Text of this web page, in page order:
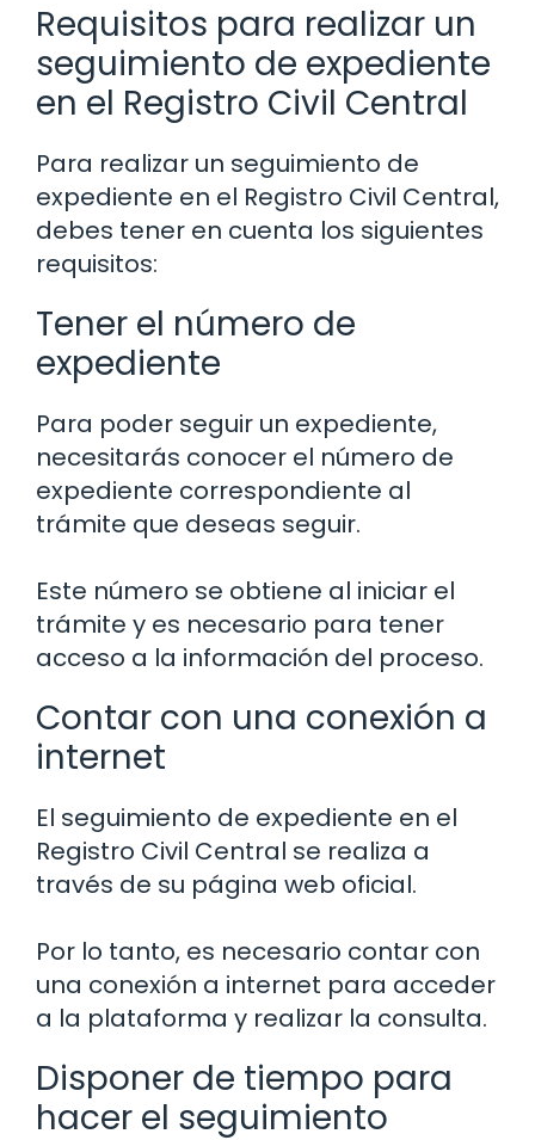
Requisitos para realizar un
seguimiento de expediente
en el Registro Civil Central
Para realizar un seguimiento de
expediente en el Registro Civil Central,
debes tener en cuenta los siguientes
requisitos:
Tener el número de
expediente
Para poder seguir un expediente,
necesitarás conocer el número de
expediente correspondiente al
trámite que deseas seguir.
Este número se obtiene al iniciar el
trámite y es necesario para tener
acceso a la información del proceso.
Contar con una conexión a
internet
El seguimiento de expediente en el
Registro Civil Central se realiza a
través de su página web oficial.
Por lo tanto, es necesario contar con
una conexión a internet para acceder
a la plataforma y realizar la consulta.
Disponer de tiempo para
hacer el seguimiento